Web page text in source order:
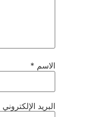
الاسم *
البريد الإلكتروني